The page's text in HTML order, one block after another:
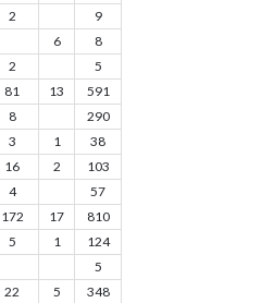
2
9
6
8
2
5
81 13
591
8
290
3 1
38
16 2
103
4
57
172 17
810
5 1
124
5
22 5
348